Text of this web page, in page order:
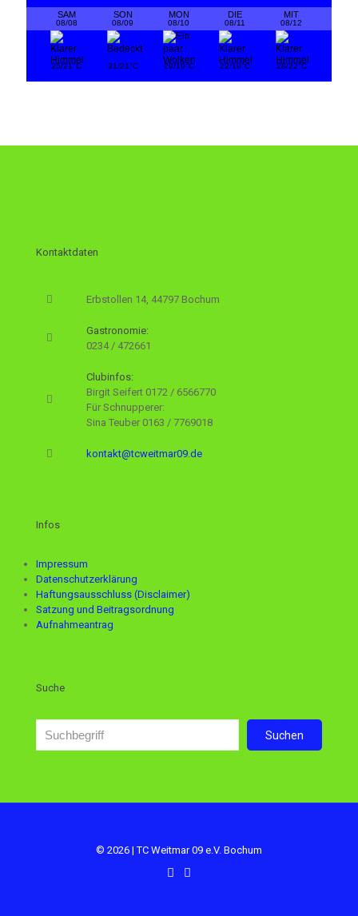
SAM
08/08
SON
08/09
MON
08/10
DIE
08/11
MIT
08/12
25/21°C 31/21°C 29/19°C 22/19°C 28/22°C
Kontaktdaten
Erbstollen 14, 44797 Bochum
Gastronomie:
0234 / 472661
Clubinfos:
Birgit Seifert 0172 / 6566770
Für Schnupperer:
Sina Teuber 0163 / 7769018
kontakt@tcweitmar09.de
Infos
Impressum
Datenschutzerklärung
Haftungsausschluss (Disclaimer)
Satzung und Beitragsordnung
Aufnahmeantrag
Suche
Suchen Suchen
© 2026 | TC Weitmar 09 e.V. Bochum